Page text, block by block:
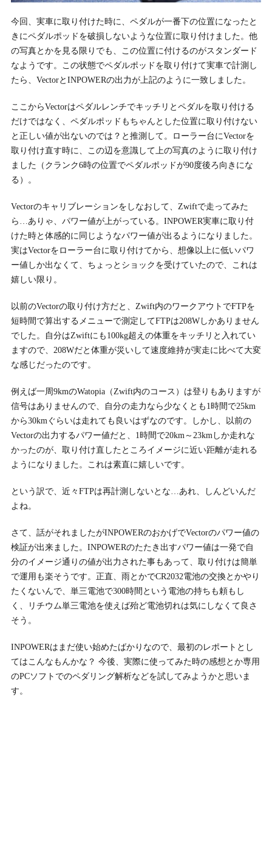
今回、実車に取り付けた時に、ペダルが一番下の位置になったと
きにペダルポッドを破損しないような位置に取り付けました。他
の写真とかを見る限りでも、この位置に付けるのがスタンダード
なようです。この状態でペダルポッドを取り付けて実車で計測し
たら、VectorとINPOWERの出力が上記のように一致しました。
ここからVectorはペダルレンチでキッチリとペダルを取り付ける
だけではなく、ペダルポッドもちゃんとした位置に取り付けない
と正しい値が出ないのでは？と推測して。ローラー台にVectorを
取り付け直す時に、この辺を意識して上の写真のように取り付け
ました（クランク6時の位置でペダルポッドが90度後ろ向きにな
る）。
Vectorのキャリブレーションをしなおして、Zwiftで走ってみた
ら…ありゃ、パワー値が上がっている。INPOWER実車に取り付
けた時と体感的に同じようなパワー値が出るようになりました。
実はVectorをローラー台に取り付けてから、想像以上に低いパワ
ー値しか出なくて、ちょっとショックを受けていたので、これは
嬉しい限り。
以前のVectorの取り付け方だと、Zwift内のワークアウトでFTPを
短時間で算出するメニューで測定してFTPは208Wしかありません
でした。自分はZwiftにも100kg超えの体重をキッチリと入れてい
ますので、208Wだと体重が災いして速度維持が実走に比べて大変
な感じだったのです。
例えば一周9kmのWatopia（Zwift内のコース）は登りもありますが
信号はありませんので、自分の走力なら少なくとも1時間で25km
から30kmぐらいは走れても良いはずなのです。しかし、以前の
Vectorの出力するパワー値だと、1時間で20km～23kmしか走れな
かったのが、取り付け直したところイメージに近い距離が走れる
ようになりました。これは素直に嬉しいです。
という訳で、近々FTPは再計測しないとな…あれ、しんどいんだ
よね。
さて、話がそれましたがINPOWERのおかげでVectorのパワー値の
検証が出来ました。INPOWERのたたき出すパワー値は一発で自
分のイメージ通りの値が出力された事もあって、取り付けは簡単
で運用も楽そうです。正直、雨とかでCR2032電池の交換とかやり
たくないんで、単三電池で300時間という電池の持ちも頼もし
く、リチウム単三電池を使えば殆ど電池切れは気にしなくて良さ
そう。
INPOWERはまだ使い始めたばかりなので、最初のレポートとし
てはこんなもんかな？ 今後、実際に使ってみた時の感想とか専用
のPCソフトでのペダリング解析などを試してみようかと思いま
す。